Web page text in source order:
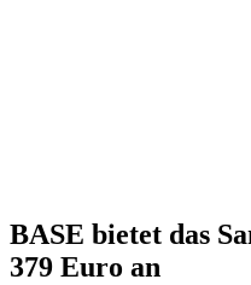
BASE bietet das
379 Euro an